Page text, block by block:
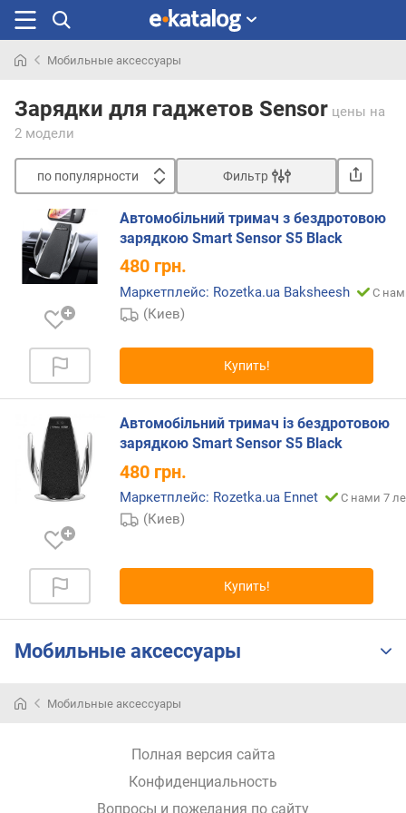
раньше
Мобильные аксессуары
Зарядки для гаджетов Sensor цены на
2 модели
по популярности
п
о
п
о
п
у
л
р
н
о
с
т
и
т
е
ы
д
Фильтр
Автомобільний тримач з бездротовою
зарядкою Smart Sensor S5 Black
480 грн.
Маркетплейс: Rozetka.ua Baksheesh С
(Киев)
Купить!
Автомобільний тримач із бездротовою
зарядкою Smart Sensor S5 Black
480 грн.
Маркетплейс: Rozetka.ua Ennet С нами 7
(Киев)
Купить!
Мобильные аксессуары
Мобильные аксессуары
Полная версия сайта
Конфиденциальность
Вопросы и пожелания по сайту